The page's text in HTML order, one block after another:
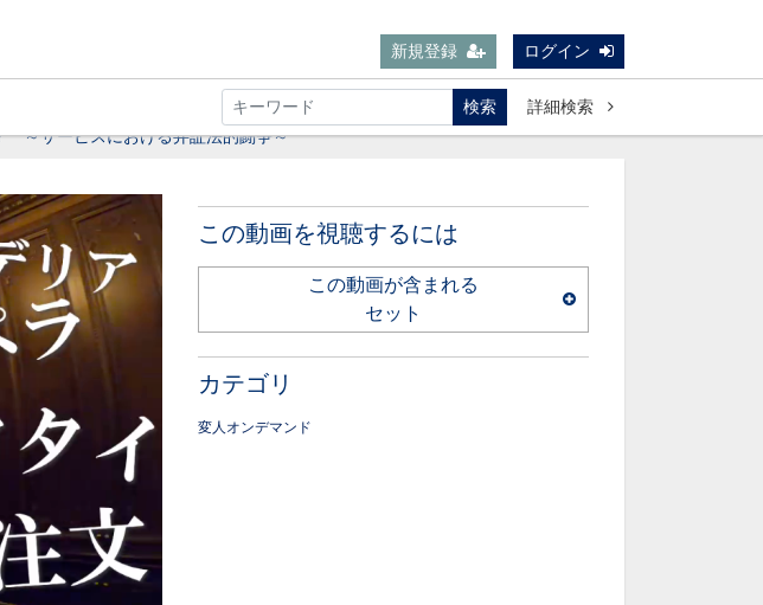
新規登録 ログイン
検索
詳細検索
～サービスにおける弁証法的闘争～
この動画を視聴するには
この動画が含まれる
セット
カテゴリ
変人オンデマンド